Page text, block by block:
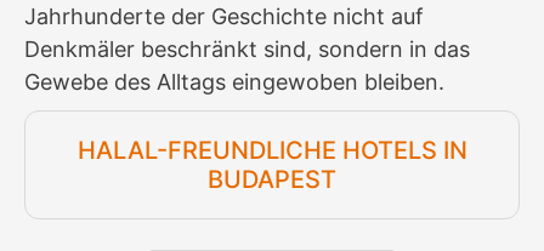
Jahrhunderte der Geschichte nicht auf
Denkmäler beschränkt sind, sondern in das
Gewebe des Alltags eingewoben bleiben.
HALAL-FREUNDLICHE HOTELS IN
BUDAPEST